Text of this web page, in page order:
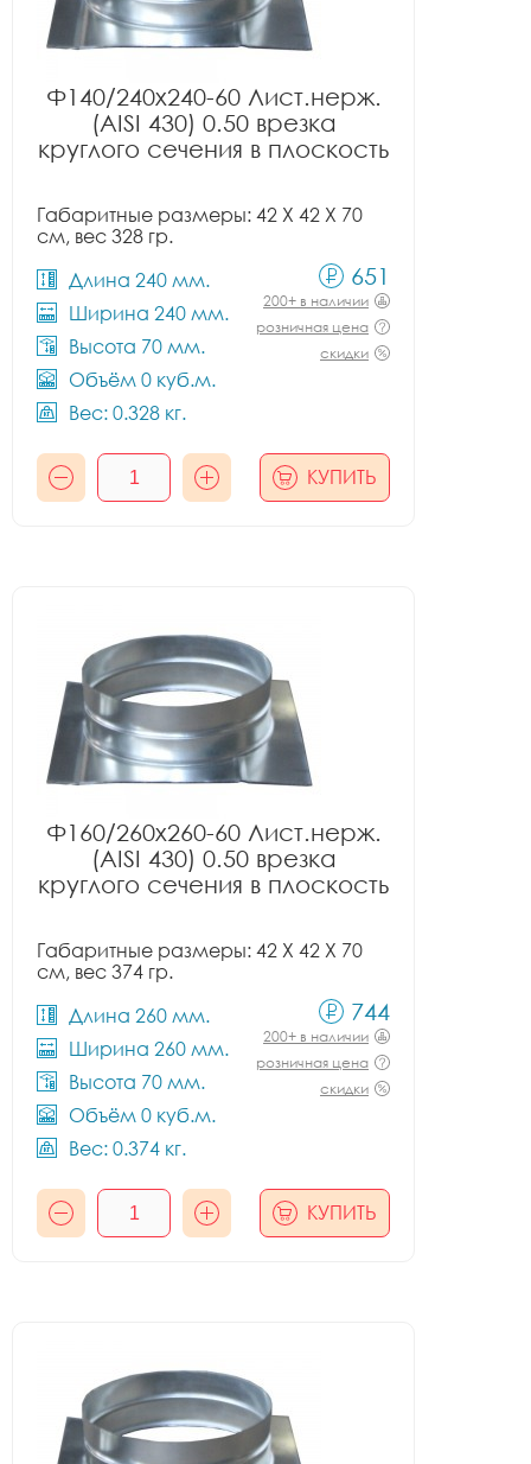
Ф140/240x240-60 Лист.нерж.
(AISI 430) 0.50 врезка
круглого сечения в плоскость
Габаритные размеры: 42 X 42 X 70
см, вес 328 гр.
Длина 240 мм.
Ширина 240 мм.
Высота 70 мм.
Объём 0 куб.м.
Вес: 0.328 кг.
651
200+ в наличии
розничная цена
скидки
КУПИТЬ
Ф160/260x260-60 Лист.нерж.
(AISI 430) 0.50 врезка
круглого сечения в плоскость
Габаритные размеры: 42 X 42 X 70
см, вес 374 гр.
Длина 260 мм.
Ширина 260 мм.
Высота 70 мм.
Объём 0 куб.м.
Вес: 0.374 кг.
744
200+ в наличии
розничная цена
скидки
КУПИТЬ